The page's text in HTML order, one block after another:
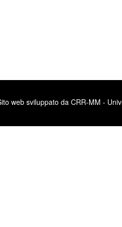
web sviluppato da CRR-MM -